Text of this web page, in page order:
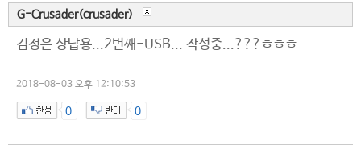
G-Crusader(crusader)
김정은 상납용...2번째-USB... 작성중...???ㅎㅎㅎ
2018-08-03 오후 12:10:53
0 0